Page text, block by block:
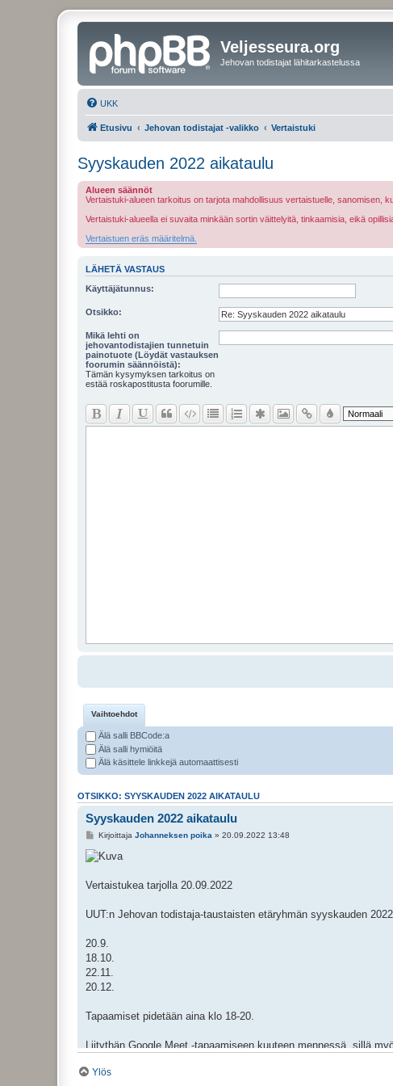
Veljesseura.org
Jehovan todistajat lähitarkastelussa
UKK
Etusivu Jehovan todistajat -valikko Vertaistuki
Syyskauden 2022 aikataulu
Alueen säännöt
Vertaistuki-alueen tarkoitus on tarjota mahdollisuus vertaistuelle, sanomisen,
Vertaistuki-alueella ei suvaita minkään sortin väittelyitä, tinkaamisia, eikä
Vertaistuen eräs määritelmä.
LÄHETÄ VASTAUS
Käyttäjätunnus:
Otsikko:
Mikä lehti on
jehovantodistajien tunnetuin
painotuote (Löydät vastauksen
foorumin säännöistä):
Tämän kysymyksen tarkoitus on
estää roskapostitusta foorumille.
Vaihtoehdot
Älä salli BBCode:a
Älä salli hymiöitä
Älä käsittele linkkejä automaattisesti
OTSIKKO: SYYSKAUDEN 2022 AIKATAULU
Syyskauden 2022 aikataulu
Kirjoittaja Johanneksen poika » 20.09.2022 13:48
Vertaistukea tarjolla 20.09.2022
UUT:n Jehovan todistaja-taustaisten etäryhmän syyskauden
20.9.
18.10.
22.11.
20.12.
Tapaamiset pidetään aina klo 18-20.
Liitythän Google Meet -tapaamiseen kuuteen mennessä, sillä
Ylös